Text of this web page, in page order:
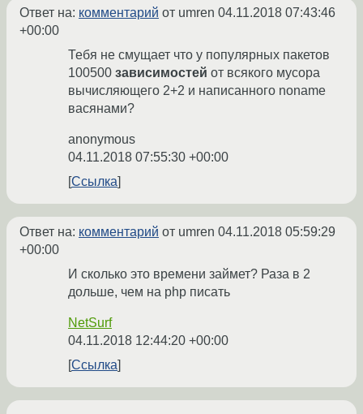
Ответ на: комментарий от umren 04.11.2018 07:43:46
+00:00
Тебя не смущает что у популярных пакетов
100500 зависимостей от всякого мусора
вычисляющего 2+2 и написанного noname
васянами?
anonymous
04.11.2018 07:55:30 +00:00
Ссылка
Ответ на: комментарий от umren 04.11.2018 05:59:29
+00:00
И сколько это времени займет? Раза в 2
дольше, чем на php писать
NetSurf
04.11.2018 12:44:20 +00:00
Ссылка